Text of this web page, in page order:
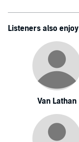
Listeners also enjoy
Van Lathan